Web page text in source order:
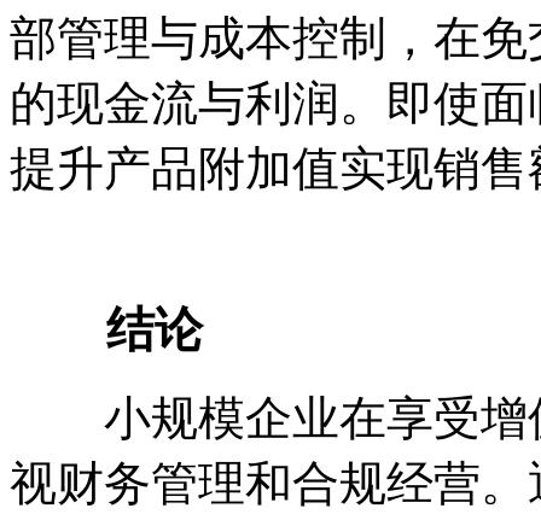
部管理与成本控制，在
的现金流与利润。即使
提升产品附加值实现销
结论
小规模企业在享受增
视财务管理和合规经营